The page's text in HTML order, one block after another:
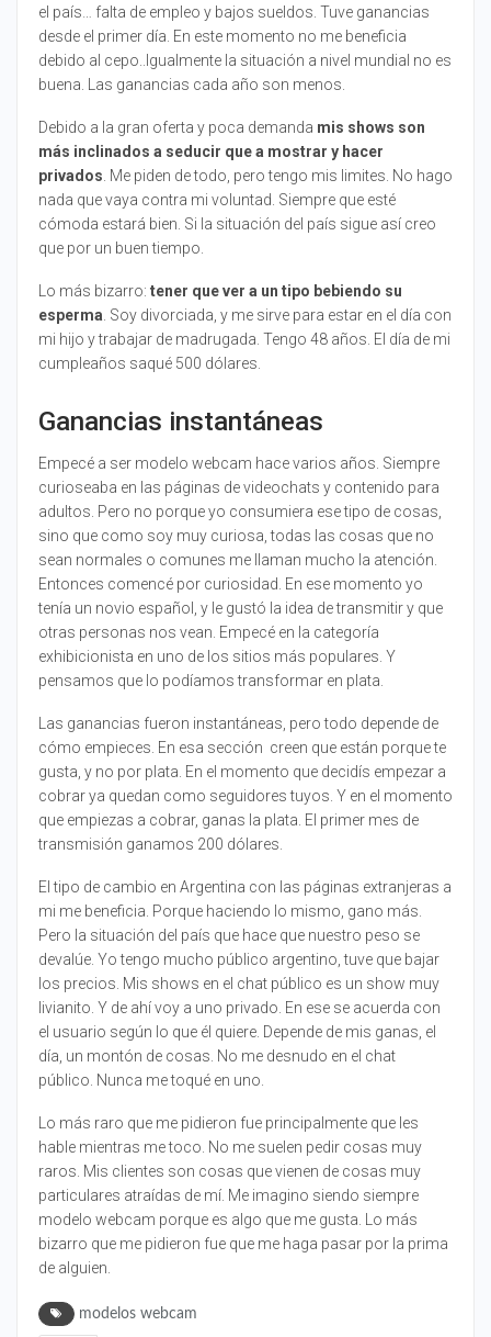
el país… falta de empleo y bajos sueldos. Tuve ganancias
desde el primer día. En este momento no me beneficia
debido al cepo..Igualmente la situación a nivel mundial no es
buena. Las ganancias cada año son menos.
Debido a la gran oferta y poca demanda mis shows son
más inclinados a seducir que a mostrar y hacer
privados. Me piden de todo, pero tengo mis limites. No hago
nada que vaya contra mi voluntad. Siempre que esté
cómoda estará bien. Si la situación del país sigue así creo
que por un buen tiempo.
Lo más bizarro: tener que ver a un tipo bebiendo su
esperma. Soy divorciada, y me sirve para estar en el día con
mi hijo y trabajar de madrugada. Tengo 48 años. El día de mi
cumpleaños saqué 500 dólares.
Ganancias instantáneas
Empecé a ser modelo webcam hace varios años. Siempre
curioseaba en las páginas de videochats y contenido para
adultos. Pero no porque yo consumiera ese tipo de cosas,
sino que como soy muy curiosa, todas las cosas que no
sean normales o comunes me llaman mucho la atención.
Entonces comencé por curiosidad. En ese momento yo
tenía un novio español, y le gustó la idea de transmitir y que
otras personas nos vean. Empecé en la categoría
exhibicionista en uno de los sitios más populares. Y
pensamos que lo podíamos transformar en plata.
Las ganancias fueron instantáneas, pero todo depende de
cómo empieces. En esa sección creen que están porque te
gusta, y no por plata. En el momento que decidís empezar a
cobrar ya quedan como seguidores tuyos. Y en el momento
que empiezas a cobrar, ganas la plata. El primer mes de
transmisión ganamos 200 dólares.
El tipo de cambio en Argentina con las páginas extranjeras a
mi me beneficia. Porque haciendo lo mismo, gano más.
Pero la situación del país que hace que nuestro peso se
devalúe. Yo tengo mucho público argentino, tuve que bajar
los precios. Mis shows en el chat público es un show muy
livianito. Y de ahí voy a uno privado. En ese se acuerda con
el usuario según lo que él quiere. Depende de mis ganas, el
día, un montón de cosas. No me desnudo en el chat
público. Nunca me toqué en uno.
Lo más raro que me pidieron fue principalmente que les
hable mientras me toco. No me suelen pedir cosas muy
raros. Mis clientes son cosas que vienen de cosas muy
particulares atraídas de mí. Me imagino siendo siempre
modelo webcam porque es algo que me gusta. Lo más
bizarro que me pidieron fue que me haga pasar por la prima
de alguien.
modelos webcam